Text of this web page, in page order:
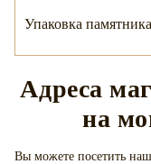
Упаковка
Адреса
на
Вы можете посетить